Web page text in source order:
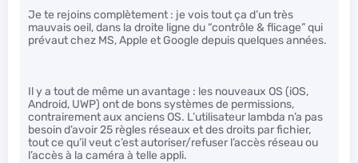
Je te rejoins complètement : je vois tout ça d’un très
mauvais oeil, dans la droite ligne du “contrôle & flicage” qui
prévaut chez MS, Apple et Google depuis quelques années.
Il y a tout de même un avantage : les nouveaux OS (iOS,
Android, UWP) ont de bons systèmes de permissions,
contrairement aux anciens OS. L’utilisateur lambda n’a pas
besoin d’avoir 25 règles réseaux et des droits par fichier,
tout ce qu’il veut c’est autoriser/refuser l’accès réseau ou
l’accès à la caméra à telle appli.